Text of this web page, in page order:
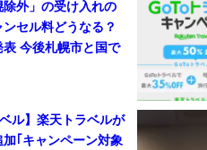
外」の受け入れの
セル料どうなる？
表 今後札幌市と国で
ル】楽天トラベルが
｢キャンペーン対象